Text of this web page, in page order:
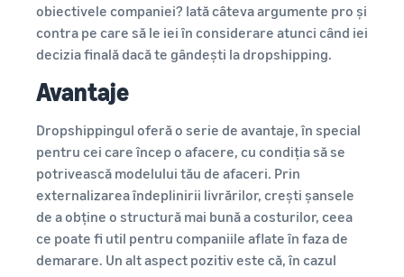
obiectivele companiei? Iată câteva argumente pro și
contra pe care să le iei în considerare atunci când iei
decizia finală dacă te gândești la dropshipping.
Avantaje
Dropshippingul oferă o serie de avantaje, în special
pentru cei care încep o afacere, cu condiția să se
potrivească modelului tău de afaceri. Prin
externalizarea îndeplinirii livrărilor, crești șansele
de a obține o structură mai bună a costurilor, ceea
ce poate fi util pentru companiile aflate în faza de
demarare. Un alt aspect pozitiv este că, în cazul